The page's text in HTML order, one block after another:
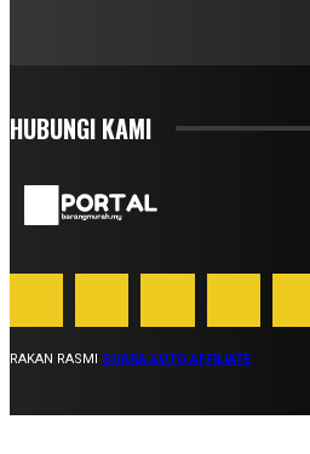
HUBUNGI KAMI
RAKAN RASMI SUARA AUTO AFFILIATE